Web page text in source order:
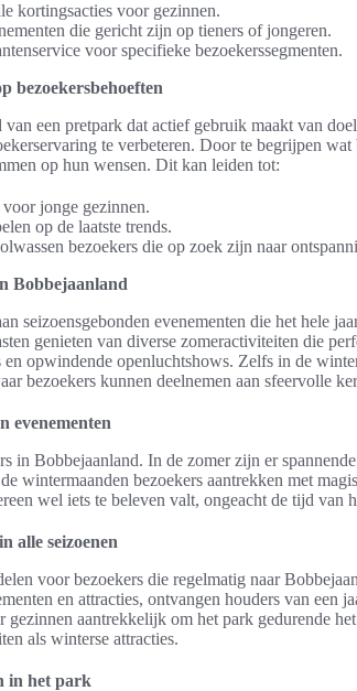
kortingsacties voor gezinnen.
die gericht zijn op tieners of jongeren.
voor specifieke bezoekerssegmenten.
bezoekersbehoeften
een pretpark dat actief gebruik maakt van
te verbeteren. Door te begrijpen
op hun wensen. Dit kan leiden tot:
jonge gezinnen.
op de laatste trends.
bezoekers die op zoek zijn naar
Bobbejaanland
seizoensgebonden evenementen die het hele
genieten van diverse zomeractiviteiten die
en opwindende openluchtshows. Zelfs in de
bezoekers kunnen deelnemen aan sfeervolle
evenementen
in Bobbejaanland. In de zomer zijn er
wintermaanden bezoekers aantrekken met
wel iets te beleven valt, ongeacht de tijd van
alle seizoenen
voor bezoekers die regelmatig naar
en attracties, ontvangen houders van een
aantrekkelijk om het park gedurende
als winterse attracties.
in het park